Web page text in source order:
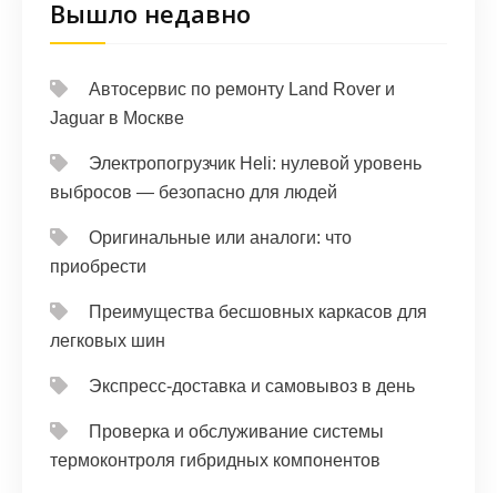
Вышло недавно
Автосервис по ремонту Land Rover и
Jaguar в Москве
Электропогрузчик Heli: нулевой уровень
выбросов — безопасно для людей
Оригинальные или аналоги: что
приобрести
Преимущества бесшовных каркасов для
легковых шин
Экспресс-доставка и самовывоз в день
Проверка и обслуживание системы
термоконтроля гибридных компонентов